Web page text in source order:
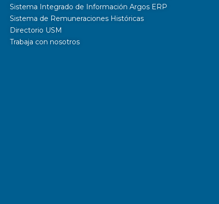
Sistema Integrado de Información Argos ERP
Sistema de Remuneraciones Históricas
Directorio USM
Trabaja con nosotros